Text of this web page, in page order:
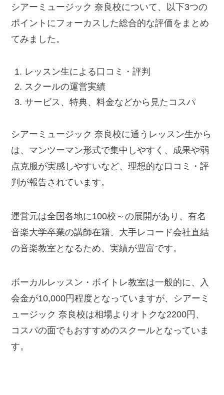
シアーミュージック 奈良校について、以下3つの
ポイントにフォーカスした総合的な評価をまとめ
てみました。
レッスン生による口コミ・評判
スクールの運営実績
サービス、特典、料金などから見たコスパ
シアーミュージック 奈良校に通うレッスン生から
は、マンツーマン形式で集中しやすく、成果や弱
点克服が実感しやすいなど、理想的な口コミ・評
判が報告されています。
運営元は全国各地に100校～の展開があり、有名
音楽大学卒業の講師在籍、大手レコード会社直結
の音楽教室となるため、実績が豊富です。
ボーカルレッスン・ボイトレ教室は一般的に、入
会金が10,000円程度となっていますが、シアーミ
ュージック 奈良校は相場よりオトクな2200円、
コスパの面でもおすすめのスクールとなっていま
す。